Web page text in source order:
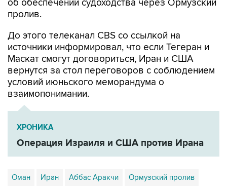
До этого телеканал CBS со ссылкой на
Маскат смогут договориться, Иран и США
вернутся за стол переговоров с соблюдением
условий июньского меморандума о
взаимопонимании.
ХРОНИКА
Операция Израиля и США против Ирана
Оман Иран Аббас Аракчи Ормузский пролив